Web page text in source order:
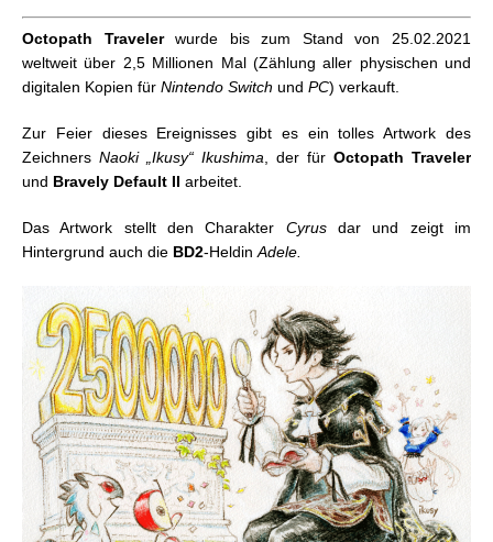
Octopath Travelerwurde bis zum Stand von 25.02.2021
weltweit über 2,5 Millionen Mal (Zählung aller physischen und
digitalen Kopien für Nintendo Switch und PC) verkauft.
Zur Feier dieses Ereignisses gibt es ein tolles Artwork des
Zeichners Naoki „Ikusy“ Ikushima , der für Octopath Traveler
und Bravely Default II arbeitet.
Das Artwork stellt den Charakter Cyrusdar und zeigt im
Hintergrund auch die BD2-Heldin Adele.